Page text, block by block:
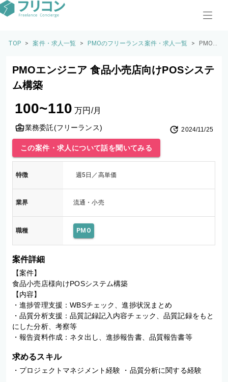
TOP > 案件・求人一覧 > PMOのフリーランス案件・求人一覧 >
PMO
食品小
PMOエンジニア 食品小売店向けPOSシステ
ム構築
100~110 万円/月
業務委託(フリーランス) 2024/11/25
この案件・求人について話を聞いてみる
特徴 週5日／高単価
業界 流通・小売
職種 PMO
案件詳細
【案件】
食品小売店様向けPOSシステム構築
【内容】
・進捗管理支援：WBSチェック、進捗状況まとめ
・品質分析支援：品質記録記入内容チェック、品質記録をもと
にした分析、考察等
・報告資料作成：ネタ出し、進捗報告書、品質報告書等
求めるスキル
・プロジェクトマネジメント経験 ・品質分析に関する経験